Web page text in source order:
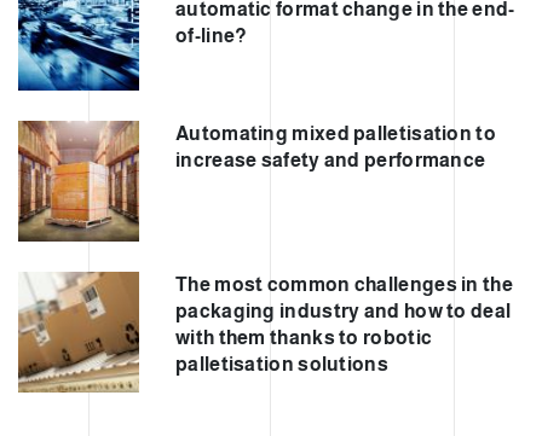
automatic format change in the end-
of-line?
Automating mixed palletisation to
increase safety and performance
The most common challenges in the
packaging industry and how to deal
with them thanks to robotic
palletisation solutions